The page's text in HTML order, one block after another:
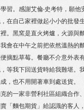
習。感謝艾倫‧史考特，願他
在自己家裡做起小小的批發
。黑窯是直火烤爐，火源與
會在中午之前把依然溫熱
摘點草莓。餐廳不介意外表
等我下回送貨時給我難堪。
，也不用開著車到處送貨。
的一家非營利社區組織合作
「麵包期貨」給認識的客人